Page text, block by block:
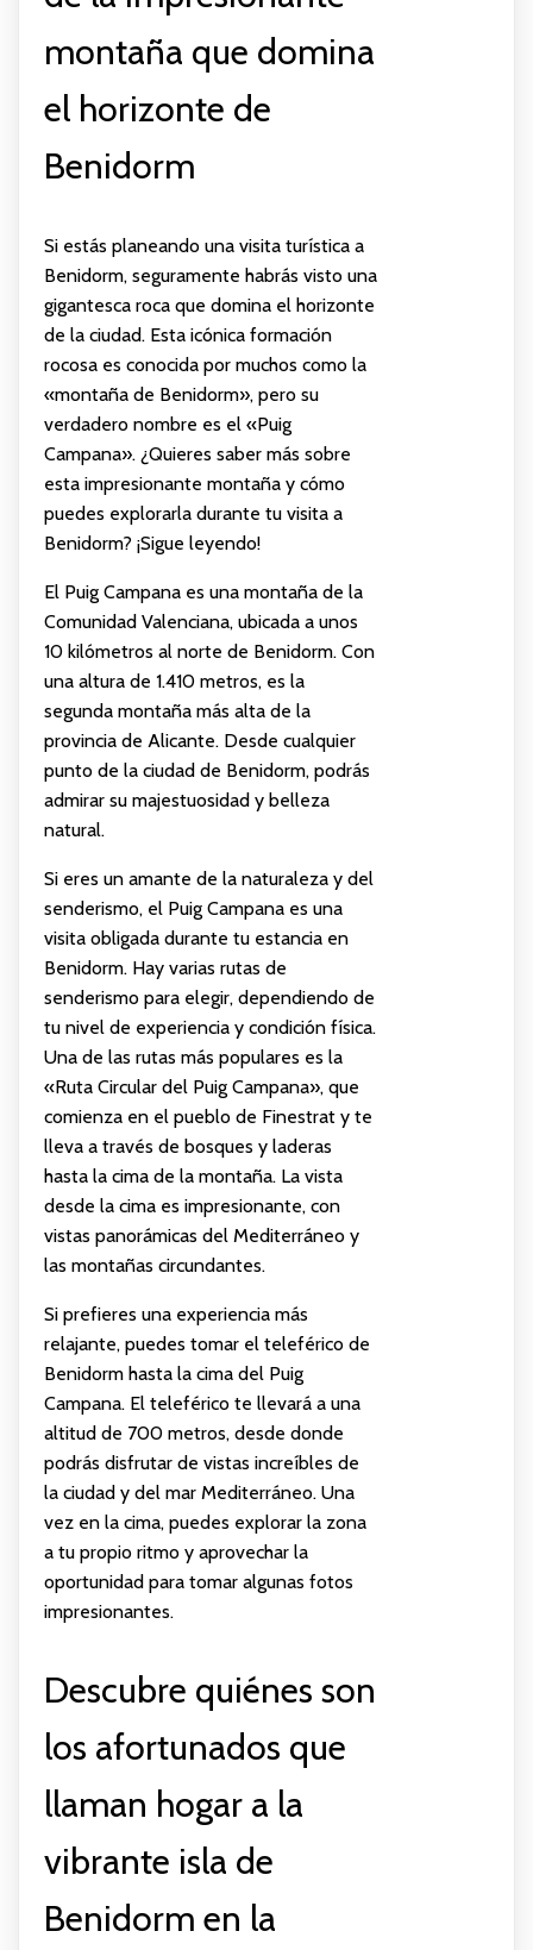
montaña que domina
el horizonte de
Benidorm
Si estás planeando una visita turística a
Benidorm, seguramente habrás visto una
gigantesca roca que domina el horizonte
de la ciudad. Esta icónica formación
rocosa es conocida por muchos como la
«montaña de Benidorm», pero su
verdadero nombre es el «Puig
Campana». ¿Quieres saber más sobre
esta impresionante montaña y cómo
puedes explorarla durante tu visita a
Benidorm? ¡Sigue leyendo!
El Puig Campana es una montaña de la
Comunidad Valenciana, ubicada a unos
10 kilómetros al norte de Benidorm. Con
una altura de 1.410 metros, es la
segunda montaña más alta de la
provincia de Alicante. Desde cualquier
punto de la ciudad de Benidorm, podrás
admirar su majestuosidad y belleza
natural.
Si eres un amante de la naturaleza y del
senderismo, el Puig Campana es una
visita obligada durante tu estancia en
Benidorm. Hay varias rutas de
senderismo para elegir, dependiendo de
tu nivel de experiencia y condición física.
Una de las rutas más populares es la
«Ruta Circular del Puig Campana», que
comienza en el pueblo de Finestrat y te
lleva a través de bosques y laderas
hasta la cima de la montaña. La vista
desde la cima es impresionante, con
vistas panorámicas del Mediterráneo y
las montañas circundantes.
Si prefieres una experiencia más
relajante, puedes tomar el teleférico de
Benidorm hasta la cima del Puig
Campana. El teleférico te llevará a una
altitud de 700 metros, desde donde
podrás disfrutar de vistas increíbles de
la ciudad y del mar Mediterráneo. Una
vez en la cima, puedes explorar la zona
a tu propio ritmo y aprovechar la
oportunidad para tomar algunas fotos
impresionantes.
Descubre quiénes son
los afortunados que
llaman hogar a la
vibrante isla de
Benidorm en la